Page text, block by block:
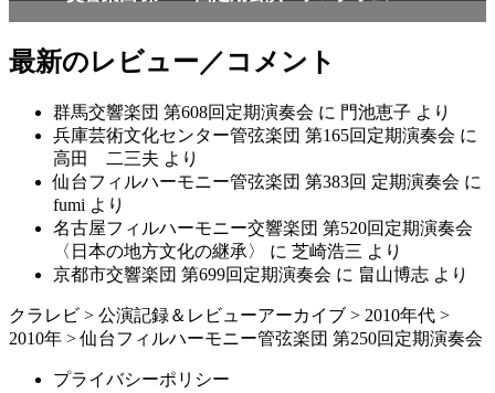
最新のレビュー／コメント
群馬交響楽団 第608回定期演奏会 に 門池恵子 より
兵庫芸術文化センター管弦楽団 第165回定期演奏会 に
高田 二三夫 より
仙台フィルハーモニー管弦楽団 第383回 定期演奏会 に
fumi より
名古屋フィルハーモニー交響楽団 第520回定期演奏会
〈日本の地方文化の継承〉
に 芝崎浩三 より
京都市交響楽団 第699回定期演奏会 に 畠山博志 より
クラレビ > 公演記録＆レビューアーカイブ > 2010年代 >
2010年 >仙台フィルハーモニー管弦楽団 第250回定期演奏会
プライバシーポリシー